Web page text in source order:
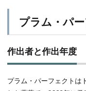
プラム・パ
作出者と作出年度
プラム・パーフェクトは